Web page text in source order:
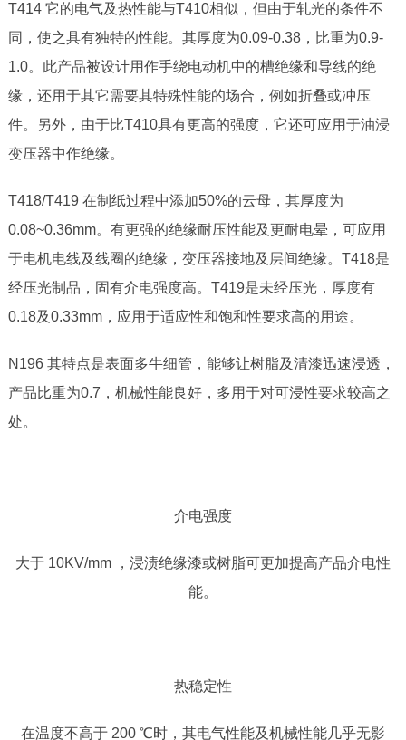
T414 它的电气及热性能与T410相似，但由于轧光的条件不
同，使之具有独特的性能。其厚度为0.09-0.38，比重为0.9-
1.0。此产品被设计用作手绕电动机中的槽绝缘和导线的绝
缘，还用于其它需要其特殊性能的场合，例如折叠或冲压
件。另外，由于比T410具有更高的强度，它还可应用于油浸
变压器中作绝缘。
T418/T419 在制纸过程中添加50%的云母，其厚度为
0.08~0.36mm。有更强的绝缘耐压性能及更耐电晕，可应用
于电机电线及线圈的绝缘，变压器接地及层间绝缘。T418是
经压光制品，固有介电强度高。T419是未经压光，厚度有
0.18及0.33mm，应用于适应性和饱和性要求高的用途。
N196 其特点是表面多牛细管，能够让树脂及清漆迅速浸透，
产品比重为0.7，机械性能良好，多用于对可浸性要求较高之
处。
介电强度
大于10KV/mm ，浸渍绝缘漆或树脂可更加提高产品介电性
能。
热稳定性
在温度不高于200 ℃时，其电气性能及机械性能几乎无影